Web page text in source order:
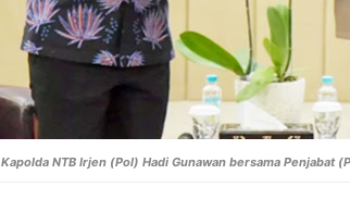
Kapolda NTB Irjen (Pol) Hadi Gunawan bersamaPenjabat